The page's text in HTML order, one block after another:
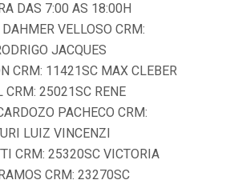
DAS 7:00 AS 18:00H
VELLOSO CRM:
JACQUES
CRM: 11421SC MAX CLEBER
CRM: 25021SC RENE
PACHECO CRM:
LUIZ VINCENZI
CRM: 25320SC VICTORIA
CRM: 23270SC